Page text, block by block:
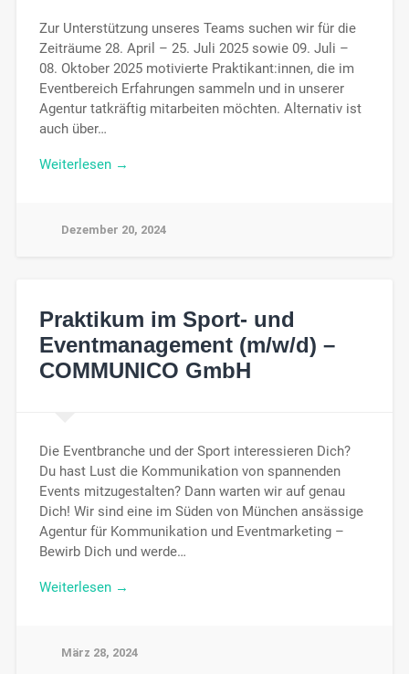
Zur Unterstützung unseres Teams suchen wir für die
Zeiträume 28. April – 25. Juli 2025 sowie 09. Juli –
08. Oktober 2025 motivierte Praktikant:innen, die im
Eventbereich Erfahrungen sammeln und in unserer
Agentur tatkräftig mitarbeiten möchten. Alternativ ist
auch über…
Weiterlesen →
Dezember 20, 2024
Praktikum im Sport- und
Eventmanagement (m/w/d) –
COMMUNICO GmbH
Die Eventbranche und der Sport interessieren Dich?
Du hast Lust die Kommunikation von spannenden
Events mitzugestalten? Dann warten wir auf genau
Dich! Wir sind eine im Süden von München ansässige
Agentur für Kommunikation und Eventmarketing –
Bewirb Dich und werde…
Weiterlesen →
März 28, 2024